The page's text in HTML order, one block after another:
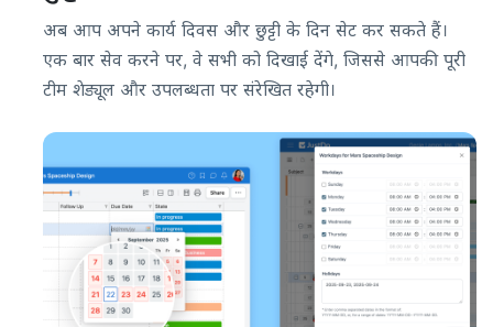
अब आप अपने कार्य दिवस और छुट्टी के दिन सेट कर सकते हैं।
एक बार सेव करने पर, वे सभी को दिखाई देंगे, जिससे आपकी पूरी
टीम शेड्यूल और उपलब्धता पर संरेखित रहेगी।